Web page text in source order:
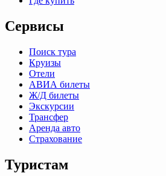
Сервисы
Поиск тура
Круизы
Отели
АВИА билеты
Ж/Д билеты
Экскурсии
Трансфер
Аренда авто
Страхование
Туристам